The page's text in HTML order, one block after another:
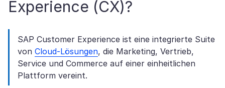
Experience (CX)?
SAP Customer Experience ist eine integrierte Suite
von Cloud-Lösungen, die Marketing, Vertrieb,
Service und Commerce auf einer einheitlichen
Plattform vereint.